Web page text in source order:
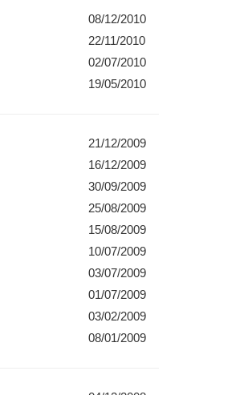
08/12/2010
22/11/2010
02/07/2010
19/05/2010
21/12/2009
16/12/2009
30/09/2009
25/08/2009
15/08/2009
10/07/2009
03/07/2009
01/07/2009
03/02/2009
08/01/2009